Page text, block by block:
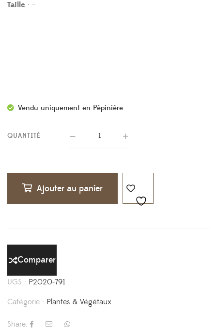
Taille : –
Vendu uniquement en Pépinière
QUANTITÉ
Ajouter au panier
Comparer
UGS : P2020-791
Catégorie : Plantes & Végétaux
Share: